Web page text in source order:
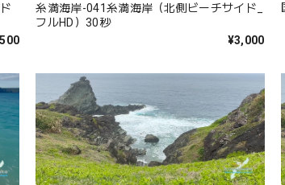
糸満海岸-041糸満海岸（北側ビーチサイド_
フルHD）30秒
¥3,000